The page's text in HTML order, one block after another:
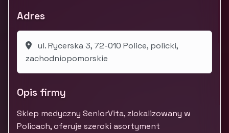
Adres
ul. Rycerska 3, 72-010 Police, policki,
zachodniopomorskie
Opis firmy
Sklep medyczny SeniorVita, zlokalizowany w
Policach, oferuje szeroki asortyment